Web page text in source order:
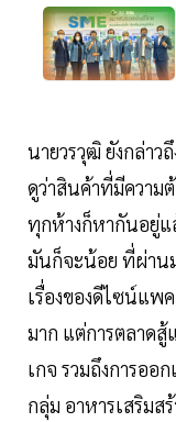
นายวรวุฒิ ยังกล่าว
ดูว่าสินค้าที่มีความ
ทุกห้างก็หากันอยู่แ
มันก็จะน้อย ที่ผ่าน
เรื่องของดีไซน์แพ
มาก แต่การตลาด
เกจ รวมถึงการอ
กลุ่ม อาหารเสริมส